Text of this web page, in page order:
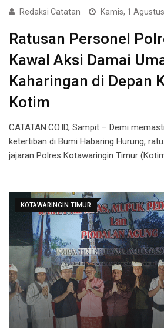
Redaksi Catatan Kamis, 1
Ratusan Personel
Kawal Aksi Damai
Kaharingan di Depan
Kotim
CATATAN.CO.ID, Sampit – Demi
ketertiban di Bumi Habaring Hurung,
jajaran Polres Kotawaringin Timur
KOTAWARINGIN TIMUR